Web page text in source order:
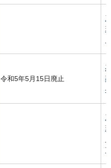
令和5年5月15日廃止